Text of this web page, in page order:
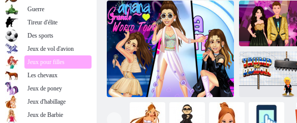
Justin et Selena
de retour
ensemble
Guerre
Tireur d'élite
Des sports
Jeux de vol d'avion
Jeux pour filles
Les chevaux
Jeux de poney
Jeux d'habillage
Jeux de Barbie